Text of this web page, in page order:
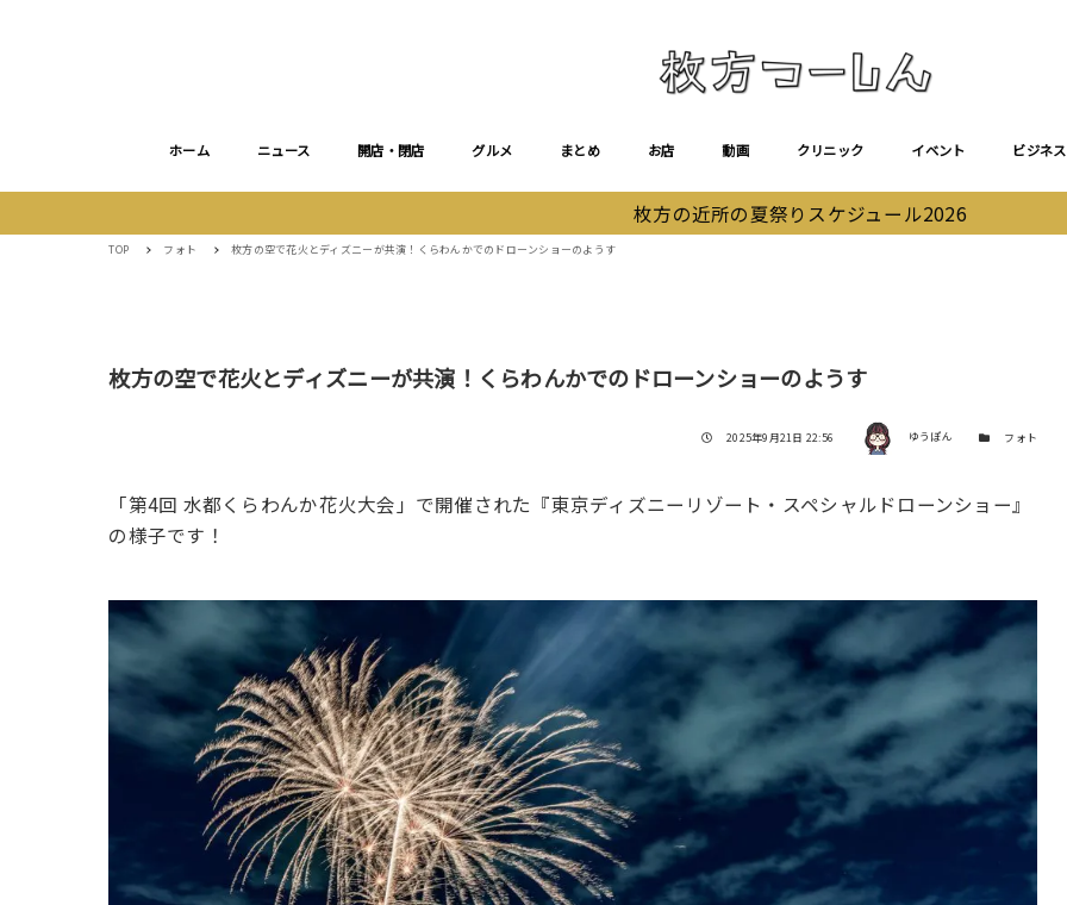
ホーム ニュース 開店・閉店 グルメ まとめ お店 動画 クリニック イベント ビジネス
枚方の近所の夏祭りスケジュール2026
TOP フォト 枚方の空で花火とディズニーが共演！くらわんかでのドローンショーのようす
枚方の空で花火とディズニーが共演！くらわんかでのドローンショーのようす
投稿日
2025年9月21日 22:56 著者 ゆうぽん カテゴリー
フォト
「第4回 水都くらわんか花火大会」で開催された『東京ディズニーリゾート・スペシャルドローンショー』
の様子です！